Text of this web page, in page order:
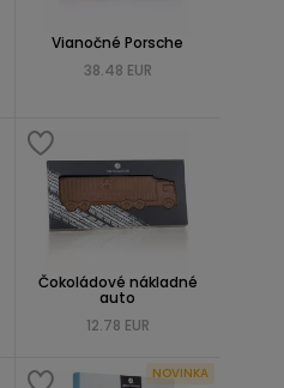
Vianočné Porsche
38.48 EUR
Čokoládové nákladné
auto
12.78 EUR
NOVINKA